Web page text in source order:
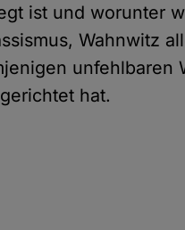
ist und worunter
Wahnwitz
unfehlbaren
hat.